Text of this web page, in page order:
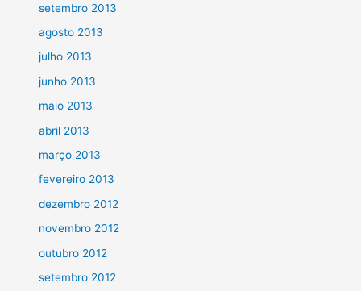
setembro 2013
agosto 2013
julho 2013
junho 2013
maio 2013
abril 2013
março 2013
fevereiro 2013
dezembro 2012
novembro 2012
outubro 2012
setembro 2012